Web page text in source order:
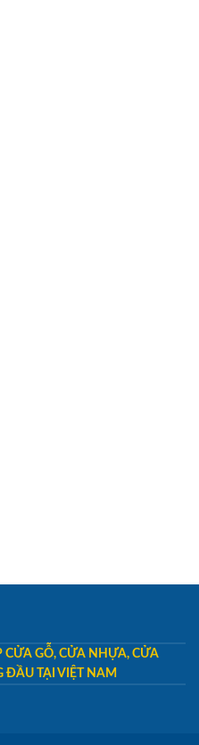
CỬA GỖ, CỬA NHỰA, CỬA
ĐẦU TẠI VIỆT NAM